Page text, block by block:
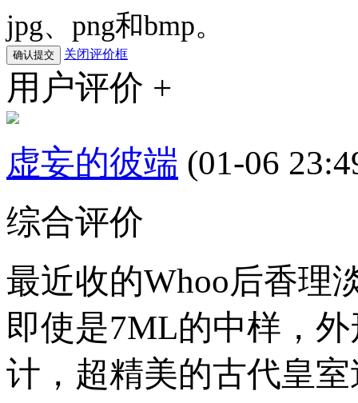
jpg、png和bmp。
关闭评价框
用户评价 +
虚妄的彼端 (01-06
综合评价
最近收的Whoo后香理
即使是7ML的中样，
计，超精美的古代皇